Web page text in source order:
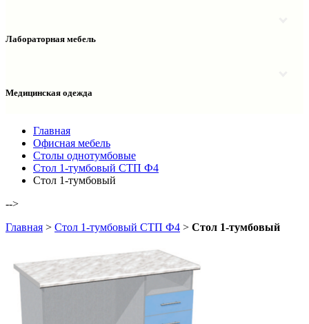
Столы рабочие
Шкафы колонки
Шкафы колонки медицинские
Лабораторная мебель
Тумбы мойки лабораторные
Медицинская одежда
Главная
Офисная мебель
Столы однотумбовые
Стол 1-тумбовый СТП Ф4
Стол 1-тумбовый
-->
Главная > Стол 1-тумбовый СТП Ф4 > Стол 1-тумбовый